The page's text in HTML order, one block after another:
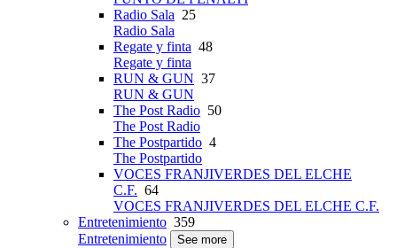
Radio Sala 25
Radio Sala
Regate y finta 48
Regate y finta
RUN & GUN 37
RUN & GUN
The Post Radio 50
The Post Radio
The Postpartido 4
The Postpartido
VOCES FRANJIVERDES DEL ELCHE
C.F. 64
VOCES FRANJIVERDES DEL ELCHE C.F.
Entretenimiento 359
Entretenimiento
See more